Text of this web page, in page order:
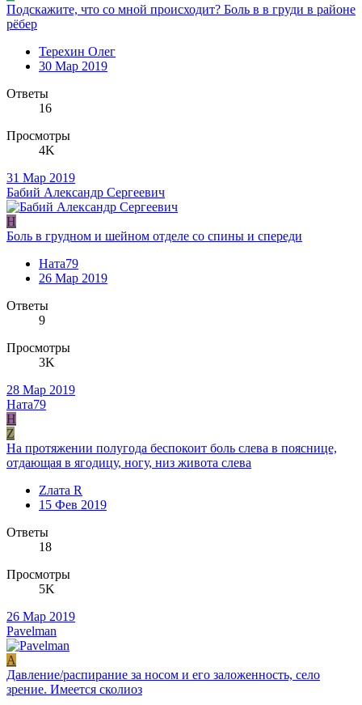
Подскажите, что со мной происходит? Боль в в груди в районе
рёбер
Терехин Олег
30 Мар 2019
Ответы
16
Просмотры
4K
31 Мар 2019
Бабий Александр Сергеевич
Н
Боль в грудном и шейном отделе со спины и спереди
Ната79
26 Мар 2019
Ответы
9
Просмотры
3K
28 Мар 2019
Ната79
Н
Z
На протяжении полугода беспокоит боль слева в пояснице,
отдающая в ягодицу, ногу, низ живота слева
Zлата R
15 Фев 2019
Ответы
18
Просмотры
5K
26 Мар 2019
Pavelman
А
Давление/распирание за носом и его заложенность, село
зрение. Имеется сколиоз